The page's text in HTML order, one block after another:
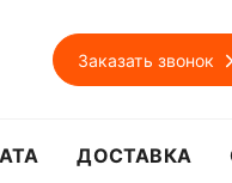
Заказать звонок
ДОСТАВКА